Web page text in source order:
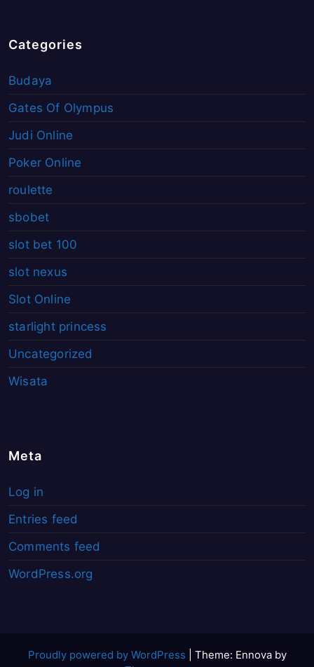
Categories
Budaya
Gates Of Olympus
Judi Online
Poker Online
roulette
sbobet
slot bet 100
slot nexus
Slot Online
starlight princess
Uncategorized
Wisata
Meta
Log in
Entries feed
Comments feed
WordPress.org
Proudly powered by WordPress
Theme: Ennova by